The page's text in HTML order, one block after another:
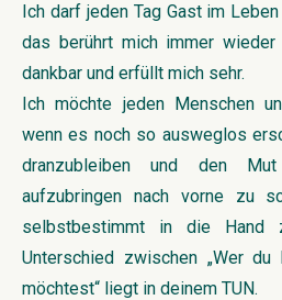
Ich darf jeden Tag Gast im
das berührt mich immer
dankbar und erfüllt mich sehr.
Ich möchte jeden Menschen
wenn es noch so ausweglos
dranzubleiben und den
aufzubringen nach vorne zu
selbstbestimmt in die Hand
Unterschied zwischen „Wer
möchtest“ liegt in deinem TUN.